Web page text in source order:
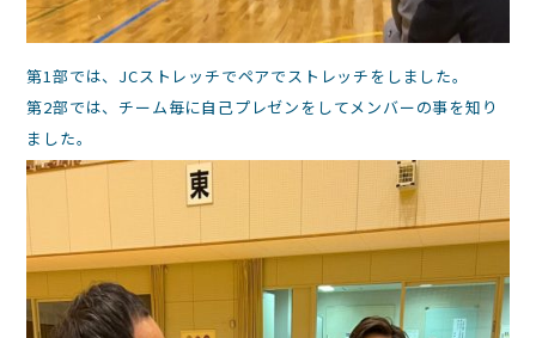
第1部では、JCストレッチでペアでストレッチをしました。
第2部では、チーム毎に自己プレゼンをしてメンバーの事を知り
ました。